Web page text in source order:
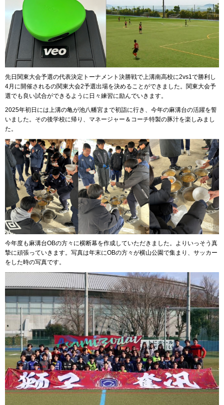
先日関東大会予選の代表決定トーナメント決勝戦で上溝南高校に2vs1で勝利し
4月に開催されるの関東大会2予選出場を決めることができました。関東大会予
選でも良い試合ができるように日々練習に励んでいきます。
2025年初日には上溝の亀が池八幡宮まで初詣に行き、今年の麻溝台の活躍を誓
いました。その後学校に帰り、マネージャー＆コーチ特製の豚汁を楽しみまし
た。
今年度も麻溝台OBの方々に横断幕を作成していただきました。よりいっそう真
摯に頑張っていきます。写真は年末にOBの方々が横山公園で集まり、サッカー
をした時の写真です。